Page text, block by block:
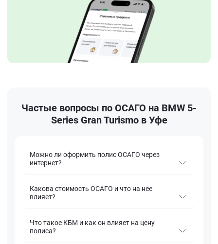
Частые вопросы по ОСАГО на BMW 5-
Series Gran Turismo в Уфе
Можно ли оформить полис ОСАГО через
интернет?
Какова стоимость ОСАГО и что на нее
влияет?
Что такое КБМ и как он влияет на цену
полиса?